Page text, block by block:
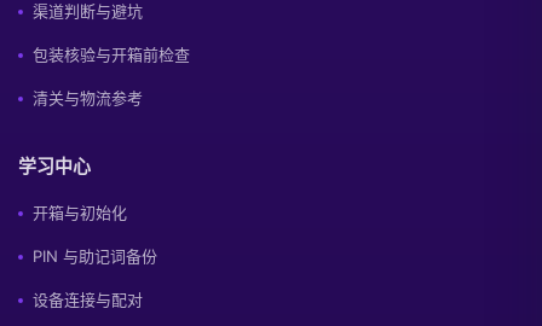
渠道判断与避坑
包装核验与开箱前检查
清关与物流参考
学习中心
开箱与初始化
PIN 与助记词备份
设备连接与配对